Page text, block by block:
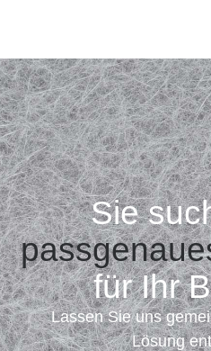
Sie
für Ihr
Lassen Sie uns
Lösung